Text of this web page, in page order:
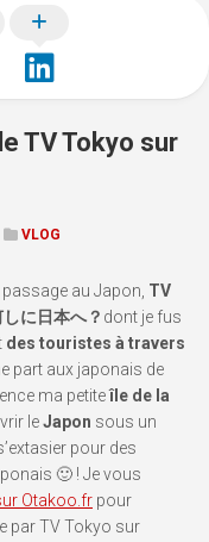
TV Tokyo sur
VLOG
au Japon, TV
に日本へ？ dont je fus
des touristes à travers
part aux japonais de
ma petiteîle de la
leJapon sous un
pour des
🙂 ! Je vous
Otakoo.fr pour
par TV Tokyo sur